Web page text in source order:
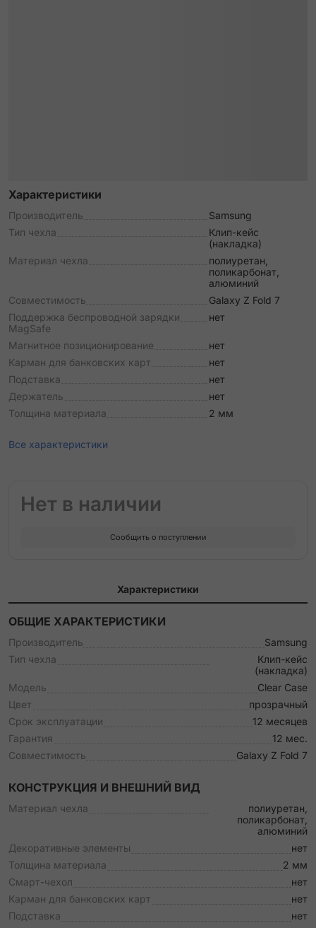
Характеристики
Производитель
Samsung
Тип чехла
Клип-кейс
(накладка)
Материал чехла
полиуретан,
поликарбонат,
алюминий
Совместимость
Galaxy Z Fold 7
Поддержка беспроводной зарядки
MagSafe
нет
Магнитное позиционирование
нет
Карман для банковских карт
нет
Подставка
нет
Держатель
нет
Толщина материала
2 мм
Все характеристики
Нет в наличии
Сообщить о поступлении
Характеристики
ОБЩИЕ ХАРАКТЕРИСТИКИ
Производитель
Samsung
Тип чехла
Клип-кейс
(накладка)
Модель
Clear Case
Цвет
прозрачный
Срок эксплуатации
12 месяцев
Гарантия
12 мес.
Совместимость
Galaxy Z Fold 7
КОНСТРУКЦИЯ И ВНЕШНИЙ ВИД
Материал чехла
полиуретан,
поликарбонат,
алюминий
Декоративные элементы
нет
Толщина материала
2 мм
Смарт-чехол
нет
Карман для банковских карт
нет
Подставка
нет